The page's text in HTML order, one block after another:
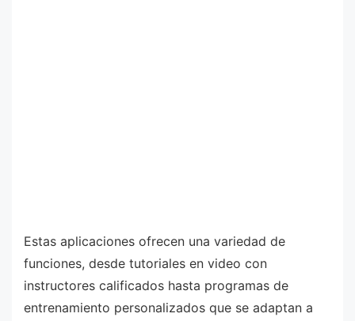
Estas aplicaciones ofrecen una variedad de
funciones, desde tutoriales en video con
instructores calificados hasta programas de
entrenamiento personalizados que se adaptan a